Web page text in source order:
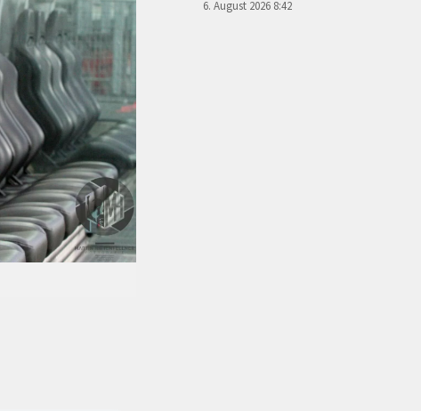
6. August 2026 8:42